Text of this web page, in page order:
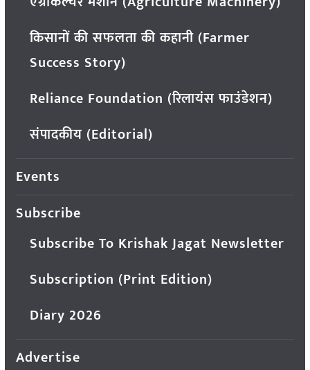
किसानों की सफलता की कहानी (Farmer
Success Story)
Reliance Foundation (रिलायंस फाउंडेशन)
संपादकीय (Editorial)
Events
Subscribe
Subscribe To Krishak Jagat Newsletter
Subscription (Print Edition)
Diary 2026
Advertise